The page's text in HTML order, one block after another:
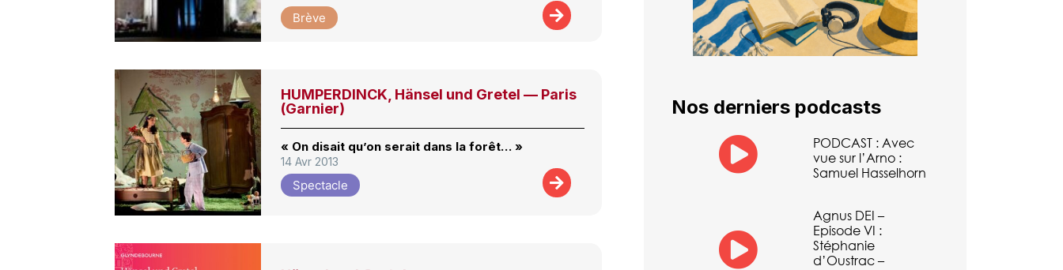
Brève
HUMPERDINCK, Hänsel und Gretel — Paris
(Garnier)
« On disait qu’on serait dans la forêt… »
14 Avr 2013
Spectacle
Nos derniers podcasts
PODCAST : Avec
vue sur l’Arno :
Samuel Hasselhorn
Agnus DEI –
Episode VI :
Stéphanie
d’Oustrac –